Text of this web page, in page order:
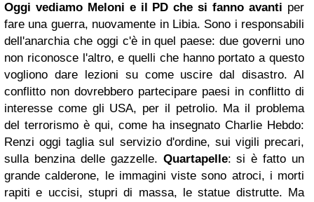
Oggi vediamo Meloni e il PD che si fanno avanti per
fare una guerra, nuovamente in Libia. Sono i responsabili
dell'anarchia che oggi c'è in quel paese: due governi uno
non riconosce l'altro, e quelli che hanno portato a questo
vogliono dare lezioni su come uscire dal disastro. Al
conflitto non dovrebbero partecipare paesi in conflitto di
interesse come gli USA, per il petrolio. Ma il problema
del terrorismo è qui, come ha insegnato Charlie Hebdo:
Renzi oggi taglia sul servizio d'ordine, sui vigili precari,
sulla benzina delle gazzelle. Quartapelle: si è fatto un
grande calderone, le immagini viste sono atroci, i morti
rapiti e uccisi, stupri di massa, le statue distrutte. Ma